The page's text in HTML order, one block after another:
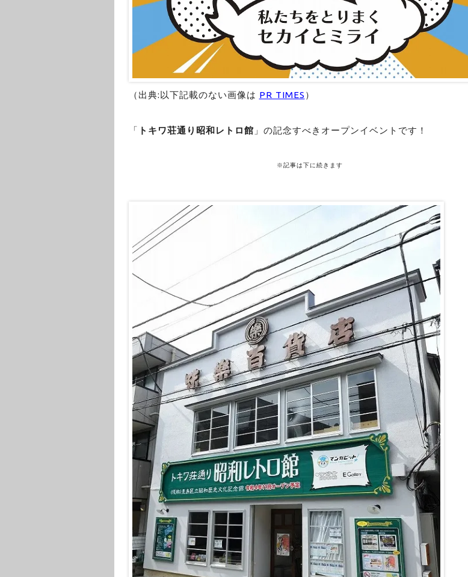
（出典:以下記載のない画像は PR TIMES ）
「 トキワ荘通り昭和レトロ館 」の記念すべきオープンイベントです！
※記事は下に続きます